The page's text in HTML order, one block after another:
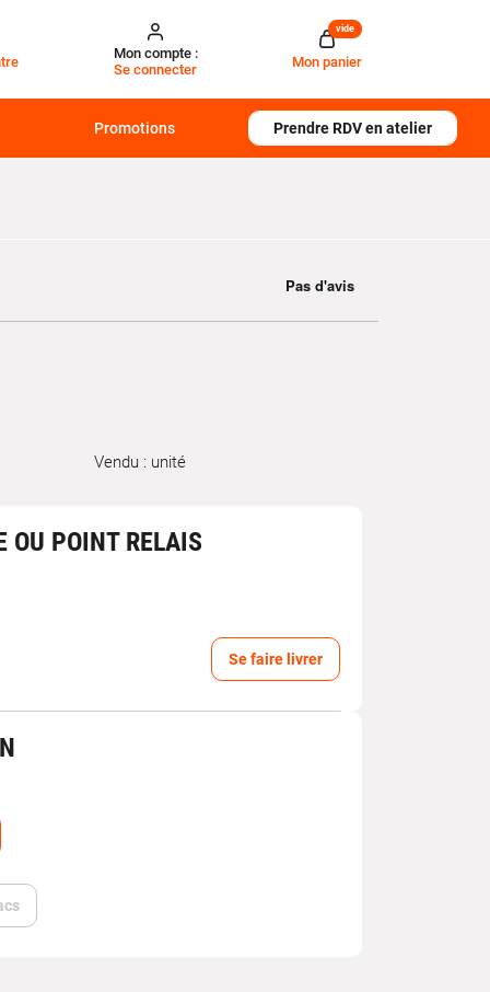
Mon compte :
Se connecter
Mon panier
vide
Promotions Prendre RDV en atelier
Vendu : unité
OU POINT RELAIS
Se faire livrer